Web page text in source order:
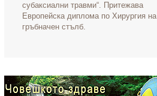
субаксиални травми“. Притежава
Европейска диплома по Хирургия на
гръбначен стълб.